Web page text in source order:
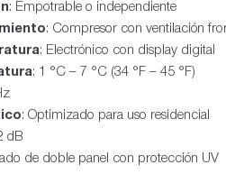
: Empotrable o independiente
: Compresor con ventilación
: Electrónico con display digital
: 1 °C – 7 °C (34 °F – 45 °F)
: Optimizado para uso residencial
dB
de doble panel con protección UV